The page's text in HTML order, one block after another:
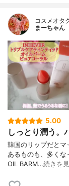
コスメオタ
まーちゃん
5.00
しっとり潤う。
韓国のリップだとマ
あるものも、多くな
OIL BARM…続きを